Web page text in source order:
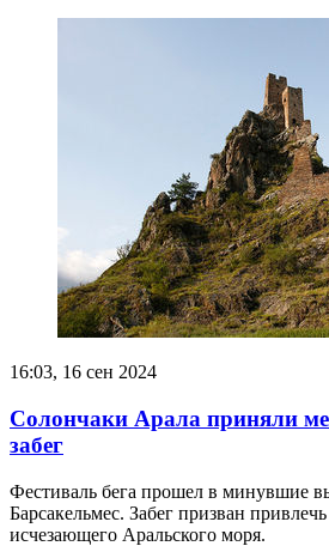
16:03, 16 сен 2024
Солончаки Арала приняли
забег
Фестиваль бега прошел в минувшие
Барсакельмес. Забег призван
исчезающего Аральского моря.